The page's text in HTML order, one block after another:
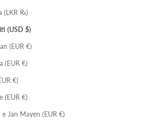
(LKR ₨)
(USD $)
(EUR €)
(EUR €)
€)
(EUR €)
e Jan Mayen (EUR €)